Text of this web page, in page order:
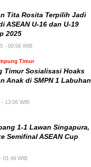
Tita Rosita Terpilih Jadi
ASEAN U-16 dan U-19
2025
- 00:56 WIB
Timur
Timur Sosialisasi Hoaks
Anak di SMPN 1 Labuhan
13:06 WIB
1-1 Lawan Singapura,
Semifinal ASEAN Cup
01:49 WIB